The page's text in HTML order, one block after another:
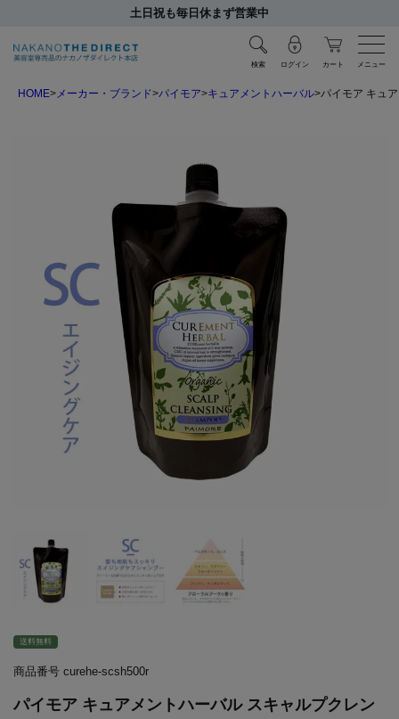
土日祝も毎日休まず営業中
検索 ログイン カート メニュー
HOME メーカー・ブランド パイモア キュアメントハーバル パイモア キュ
送料無料
商品番号 curehe-scsh500r
パイモア キュアメントハーバル スキャルプクレン